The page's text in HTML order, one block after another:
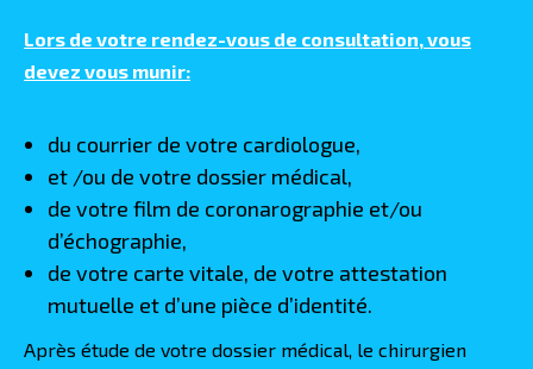
Lors de votre rendez-vous de consultation, vous
devez vous munir:
du courrier de votre cardiologue,
et /ou de votre dossier médical,
de votre film de coronarographie et/ou
d’échographie,
de votre carte vitale, de votre attestation
mutuelle et d’une pièce d’identité.
Après étude de votre dossier médical, le chirurgien